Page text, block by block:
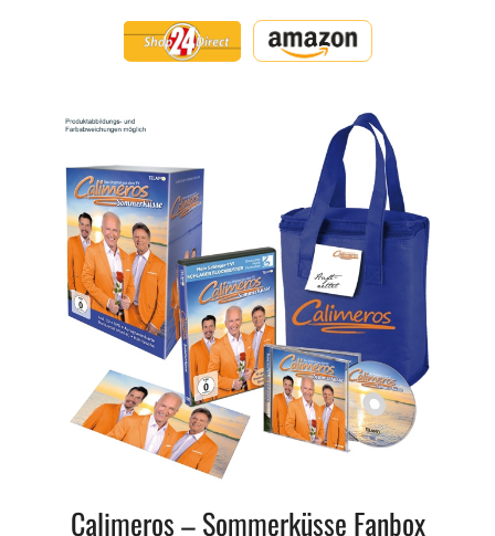
Shop24Direct Amazon
Calimeros – Sommerküsse Fanbox